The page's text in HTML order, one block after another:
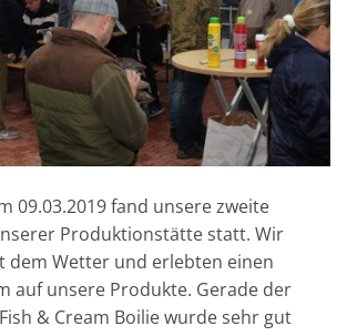
09.03.2019 fand unsere zweite
Produktionstätte statt. Wir
dem Wetter und erlebten einen
auf unsere Produkte. Gerade der
& Cream Boilie wurde sehr gut